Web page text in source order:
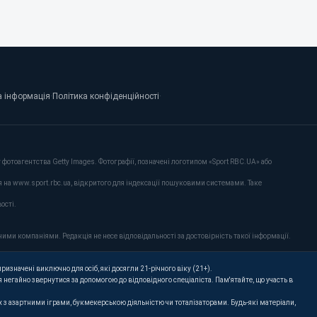
інформація· Політика конфіденційності·
Getty Images. Фотографії, позначені логотипом «Sport RBC.UA» або
на www.sport.rbc.ua, відкритого для індексації пошуковими системами. Таке
компаніями. Редакція не несе відповідальності за достовірність такої інформації.
виключно для осіб, які досягли 21-річного віку (21+).
звернутися за допомогою до відповідного спеціаліста. Пам'ятайте, що участь в
азартними іграми, букмекерською діяльністю чи тоталізаторами. Будь-які матеріали,